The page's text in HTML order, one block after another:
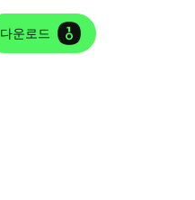
다운로드